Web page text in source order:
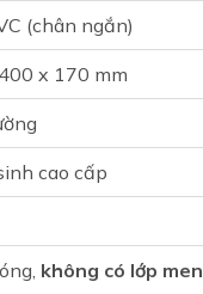
(chân ngắn)
x 170 mm
cao cấp
không có lớp